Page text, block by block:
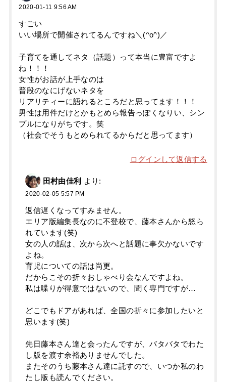
2020-01-11 9:56 AM
すごい
いい場所で開催されてるんですね＼(^o^)／
子育てを通してネタ（話題）って本当に豊富ですよ
ね！！！
女性がお話が上手なのは
普段のなにげないネタを
リアリティーに語れるところだと思ってます！！！
男性は用件だけとかもとめら報告っぽくなりい、シン
プルになりがちです。笑
（社会でそうもとめられてるからだと思ってます）
ログインして返信する
田村由佳利 より:
2020-02-05 5:57 PM
返信遅くなってすみません。
エリア版編集長なのに不登校で、藤本さんから怒ら
れています(笑)
女の人の話は、次から次へと話題に事欠かないです
よね。
育児についての話は尚更。
だからこその折々おしゃべり会なんですよね。
私は喋りが得意ではないので、聞く専門ですが…
どこでもドアがあれば、全国の折々に参加したいと
思います(笑)
先日藤本さん達と会ったんですが、バタバタでわた
し版を渡す余裕ありませんでした。
またそのうち藤本さん達に託すので、いつか私のわ
たし版も読んでください。